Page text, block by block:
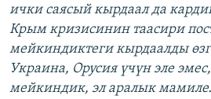
ички саясый кырдаал да
Крым кризисинин таасири
мейкиндиктеги кырдаалды
Украина, Орусия үчүн эле
мейкиндик, эл аралык